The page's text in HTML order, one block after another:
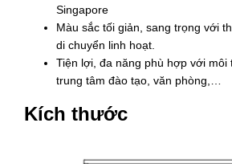
Singapore
Màu sắc tối giản, sang trọng với
di chuyển linh hoạt.
Tiện lợi, đa năng phù hợp với môi
trung tâm đào tạo, văn phòng,…
Kích thước